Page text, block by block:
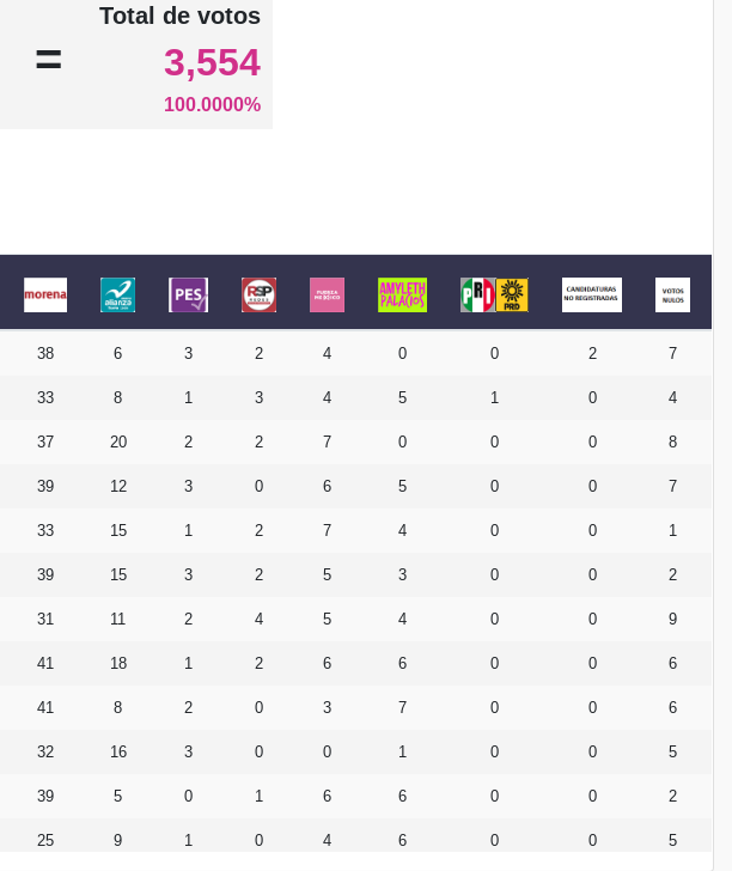
=
Total de votos
3,554
100.0000%
38 6 3 2 4 0 0 2 7
33 8 1 3 4 5 1 0 4
37 20 2 2 7 0 0 0 8
39 12 3 0 6 5 0 0 7
33 15 1 2 7 4 0 0 1
39 15 3 2 5 3 0 0 2
31 11 2 4 5 4 0 0 9
41 18 1 2 6 6 0 0 6
41 8 2 0 3 7 0 0 6
32 16 3 0 0 1 0 0 5
39 5 0 1 6 6 0 0 2
25 9 1 0 4 6 0 0 5